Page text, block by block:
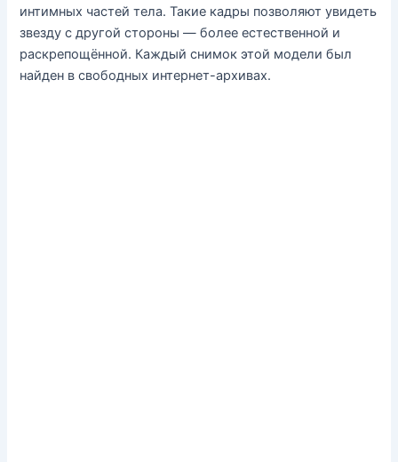
интимных частей тела. Такие кадры позволяют увидеть
звезду с другой стороны — более естественной и
раскрепощённой. Каждый снимок этой модели был
найден в свободных интернет-архивах.